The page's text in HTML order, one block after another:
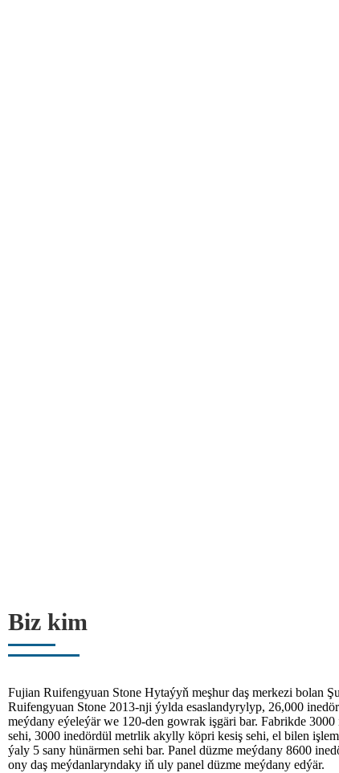
Biz kim
Fujian Ruifengyuan Stone Hytaýyň meşhur daş merkezi bolan
Ruifengyuan Stone 2013-nji ýylda esaslandyrylyp, 26,000
meýdany eýeleýär we 120-den gowrak işgäri bar. Fabrikde
sehi, 3000 inedördül metrlik akylly köpri kesiş sehi, el bilen
ýaly 5 sany hünärmen sehi bar. Panel düzme meýdany 8600
ony daş meýdanlaryndaky iň uly panel düzme meýdany edýär.